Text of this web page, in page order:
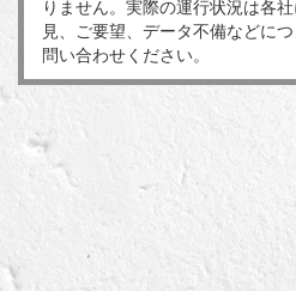
りません。実際の運行状況は各
見、ご要望、データ不備などにつ
問い合わせください。